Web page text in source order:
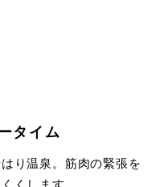
タイム
り温泉。筋肉の緊張を